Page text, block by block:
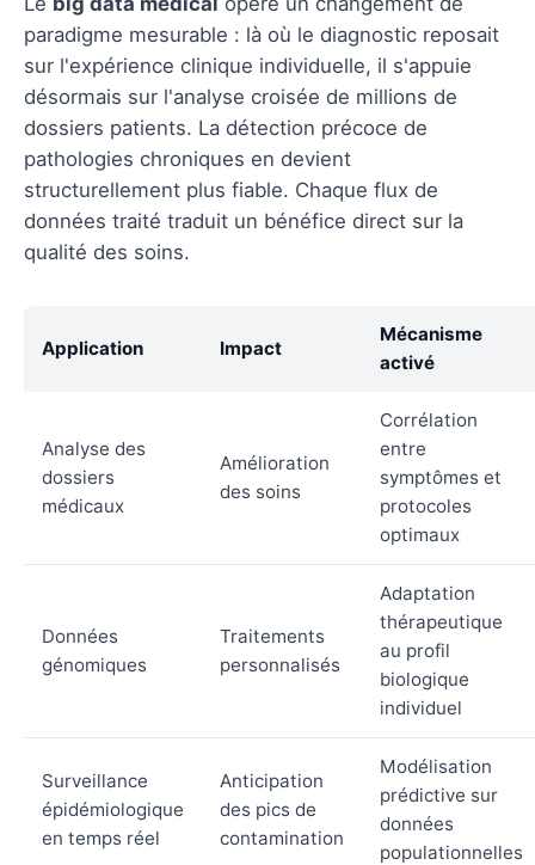
paradigme mesurable : là où le diagnostic reposait
sur l'expérience clinique individuelle, il s'appuie
désormais sur l'analyse croisée de millions de
dossiers patients. La détection précoce de
pathologies chroniques en devient
structurellement plus fiable. Chaque flux de
données traité traduit un bénéfice direct sur la
qualité des soins.
Application Impact
Mécanisme
activé
Analyse des
dossiers
médicaux
Amélioration
des soins
Corrélation
entre
symptômes et
protocoles
optimaux
Données
génomiques
Traitements
personnalisés
Adaptation
thérapeutique
au profil
biologique
individuel
Surveillance
épidémiologique
en temps réel
Anticipation
des pics de
contamination
Modélisation
prédictive sur
données
populationnelles